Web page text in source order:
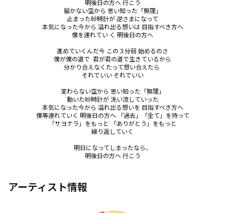
明後日の方へ 行こう
届かない空から 思い知った「無理」
止まった砂時計が 逆さまになって
本気になった今から 溢れ出る想いは 目指すべき方へ
僕を連れてい く 明後日の方へ
進めていくんだ今 この３分弱 始めるのさ
僕が僕の道で  君が君の道で生きているから
分かり合えなくたって想い合えたら
それでいい それでいい
変わらない空から 思い知った「無理」
動いた砂時計が 洗い流していった
本気になった今から 溢れ出る想いを 目指すべき方へ
僕等連れていく 明後日の方へ 「過去」「全て」を持って
「サヨナラ」をもっと 「ありがとう」をもっと
繰り返していく
明日になってしまったなら、
明後日の方へ 行こう
アーティスト情報